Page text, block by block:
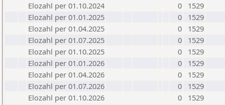
Elozahl per 01.10.2024
0
1529
Elozahl per 01.01.2025
0
1529
Elozahl per 01.04.2025
0
1529
Elozahl per 01.07.2025
0
1529
Elozahl per 01.10.2025
0
1529
Elozahl per 01.01.2026
0
1529
Elozahl per 01.04.2026
0
1529
Elozahl per 01.07.2026
0
1529
Elozahl per 01.10.2026
0 1529